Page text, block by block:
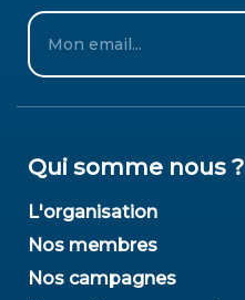
Email
Qui somme nous ?
L'organisation
Nos membres
Nos campagnes